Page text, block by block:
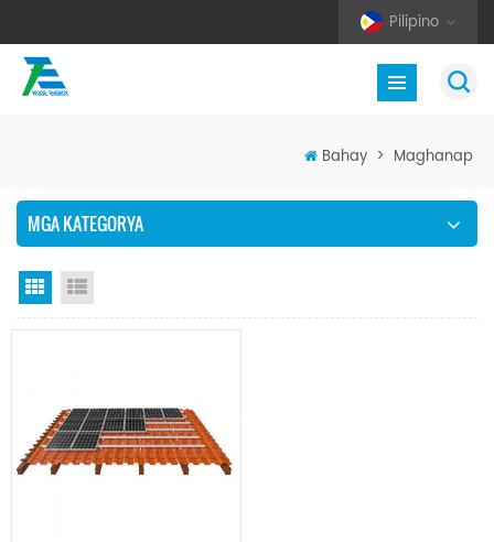
Pilipino
Bahay > Maghanap
MGA KATEGORYA
Grid View